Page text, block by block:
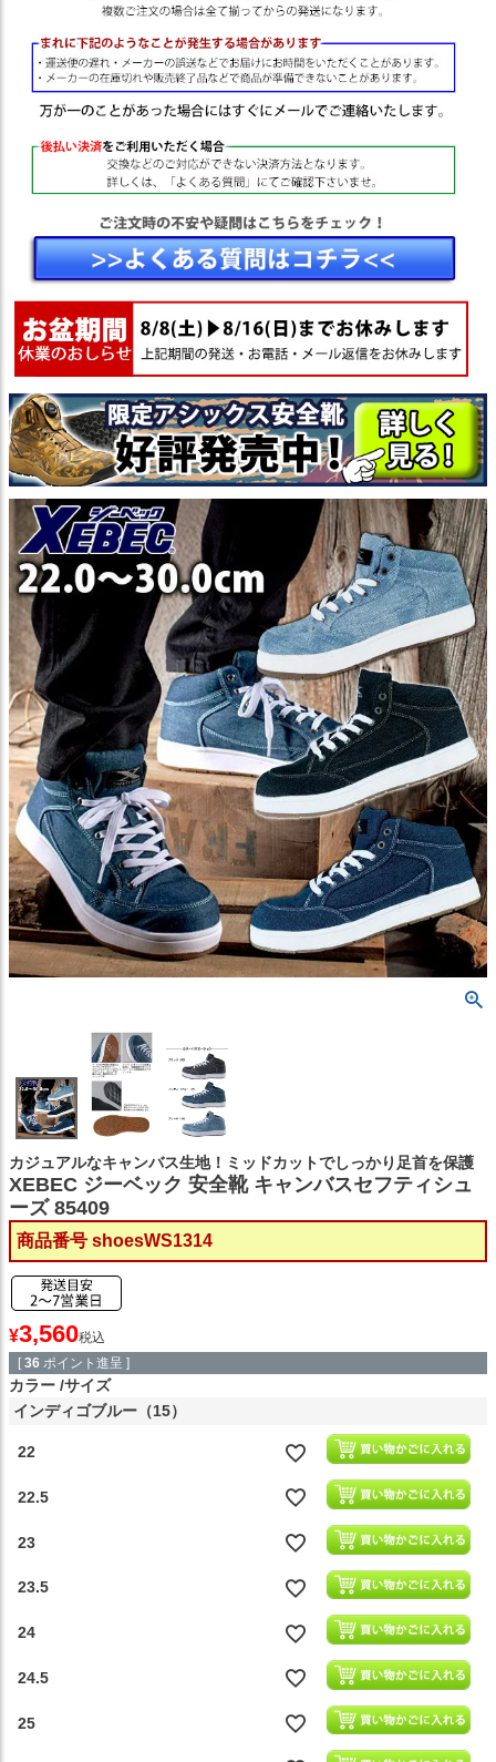
カジュアルなキャンバス生地！ミッドカットでしっかり足首を保護
XEBEC ジーベック 安全靴 キャンバスセフティシュ
ーズ 85409
商品番号 shoesWS1314
¥3,560税込
[ 36 ポイント進呈 ]
カラー サイズ
インディゴブルー（15）
22
22.5
23
23.5
24
24.5
25